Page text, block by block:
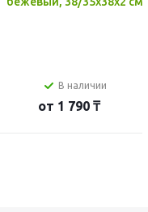
В наличии
от 1 790 ₸